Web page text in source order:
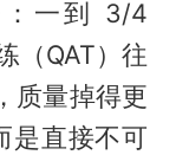
一到 3/4
（QAT）往
质量掉得更
直接不可